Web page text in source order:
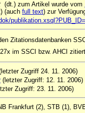
(dt.) zum Artikel wurde vom
(auch full text) zur
Zitationsdatenbanken
im SSCI bzw. AHCI
Zugriff 24. 11. 2006)
(letzter Zugriff: 12. 11. 2006)
Zugriff: 23. 11. 2006)
Frankfurt (2), STB (1),